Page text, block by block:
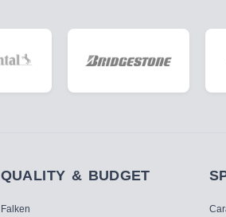
QUALITY & BUDGET
Falken